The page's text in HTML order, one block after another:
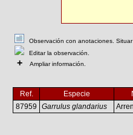
Observación con anotaciones.
Editar la observación.
+ Ampliar información.
Ref. Especie
87959
Garrulus glandarius